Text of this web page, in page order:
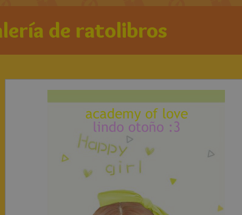
de ratolibros